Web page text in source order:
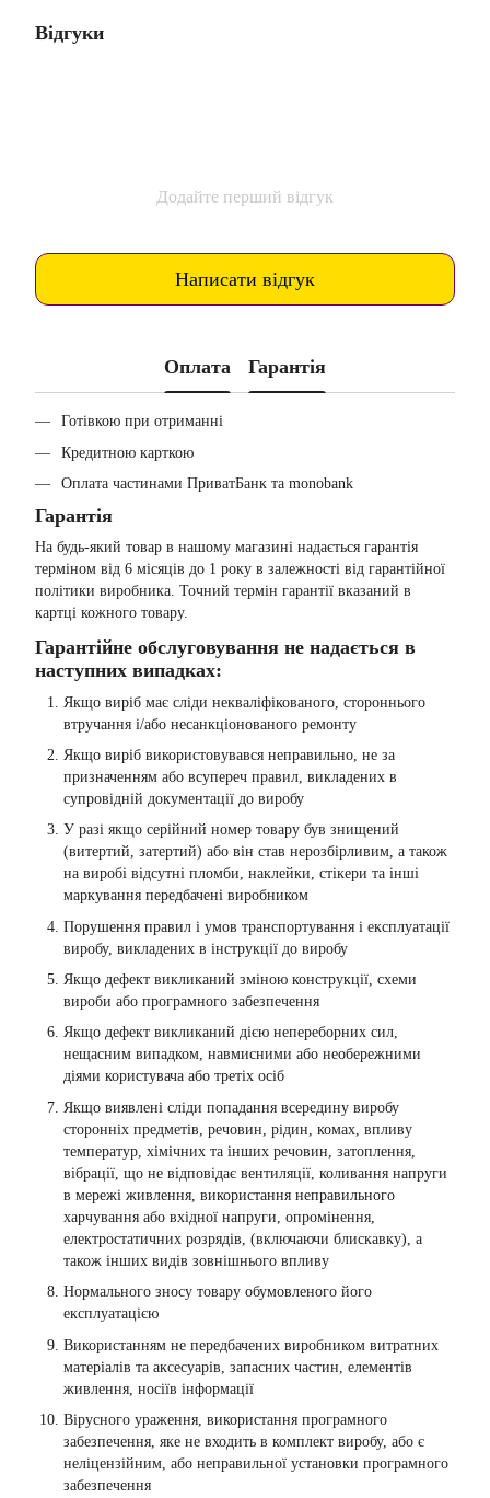
Відгуки
Додайте перший відгук
Написати відгук
Оплата Гарантія
Готівкою при отриманні
Кредитною карткою
Оплата частинами ПриватБанк та monobank
Гарантія
На будь-який товар в нашому магазині надається гарантія
терміном від 6 місяців до 1 року в залежності від гарантійної
політики виробника. Точний термін гарантії вказаний в
картці кожного товару.
Гарантійне обслуговування не надається в
наступних випадках:
Якщо виріб має сліди некваліфікованого, стороннього
втручання і/або несанкціонованого ремонту
Якщо виріб використовувався неправильно, не за
призначенням або всупереч правил, викладених в
супровідній документації до виробу
У разі якщо серійний номер товару був знищений
(витертий, затертий) або він став нерозбірливим, а також
на виробі відсутні пломби, наклейки, стікери та інші
маркування передбачені виробником
Порушення правил і умов транспортування і експлуатації
виробу, викладених в інструкції до виробу
Якщо дефект викликаний зміною конструкції, схеми
вироби або програмного забезпечення
Якщо дефект викликаний дією непереборних сил,
нещасним випадком, навмисними або необережними
діями користувача або третіх осіб
Якщо виявлені сліди попадання всередину виробу
сторонніх предметів, речовин, рідин, комах, впливу
температур, хімічних та інших речовин, затоплення,
вібрації, що не відповідає вентиляції, коливання напруги
в мережі живлення, використання неправильного
харчування або вхідної напруги, опромінення,
електростатичних розрядів, (включаючи блискавку), а
також інших видів зовнішнього впливу
Нормального зносу товару обумовленого його
експлуатацією
Використанням не передбачених виробником витратних
матеріалів та аксесуарів, запасних частин, елементів
живлення, носіїв інформації
Вірусного ураження, використання програмного
забезпечення, яке не входить в комплект виробу, або є
неліцензійним, або неправильної установки програмного
забезпечення